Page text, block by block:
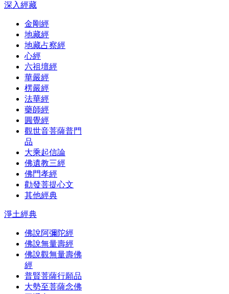
深入經藏
金剛經
地藏經
地藏占察經
心經
六祖壇經
華嚴經
楞嚴經
法華經
藥師經
圓覺經
觀世音菩薩普門
品
大乘起信論
佛遺教三經
佛門孝經
勸發菩提心文
其他經典
淨土經典
佛說阿彌陀經
佛說無量壽經
佛說觀無量壽佛
經
普賢菩薩行願品
大勢至菩薩念佛